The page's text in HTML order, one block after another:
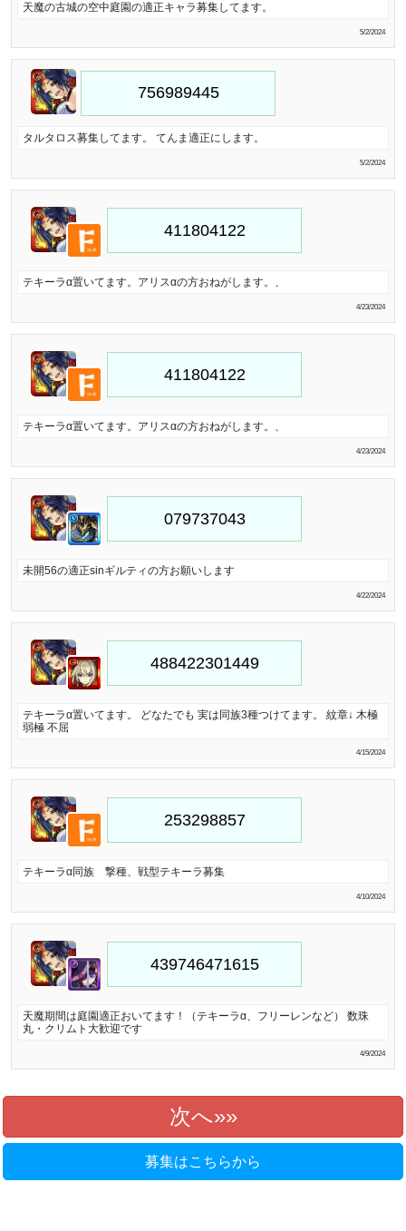
天魔の古城の空中庭園の適正キャラ募集してます。
5/2/2024
タルタロス募集してます。 てんま適正にします。
5/2/2024
テキーラα置いてます。アリスαの方おねがします。、
4/23/2024
テキーラα置いてます。アリスαの方おねがします。、
4/23/2024
未開56の適正sinギルティの方お願いします
4/22/2024
テキーラα置いてます。 どなたでも 実は同族3種つけてます。 紋章↓ 木極
弱極 不屈
4/15/2024
テキーラα同族 撃種、戦型テキーラ募集
4/10/2024
天魔期間は庭園適正おいてます！（テキーラα、フリーレンなど） 数珠
丸・クリムト大歓迎です
4/9/2024
次へ»
募集はこちらから